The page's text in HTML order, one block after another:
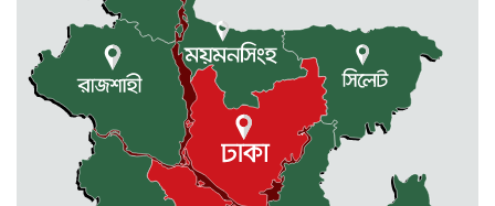
সরকারের ফ্যামিলি কার্ড কার্যক্রম
বাস্তবায়নে ব্যয় ২০০০ কোটি টাকা
মোহনগঞ্জে কর্মস্থলেই অসুস্থ- রক্তবমির পর
প্রাণ গেল স্বাস্থ্য কর্মকর্তার